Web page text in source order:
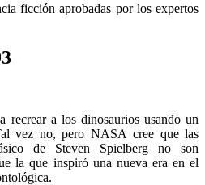
ficción aprobadas por los expertos
recrear a los dinosaurios usando un
vez no, pero NASA cree que las
de Steven Spielberg no son
la que inspiró una nueva era en el